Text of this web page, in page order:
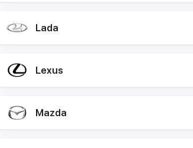
Lada
Lexus
Mazda